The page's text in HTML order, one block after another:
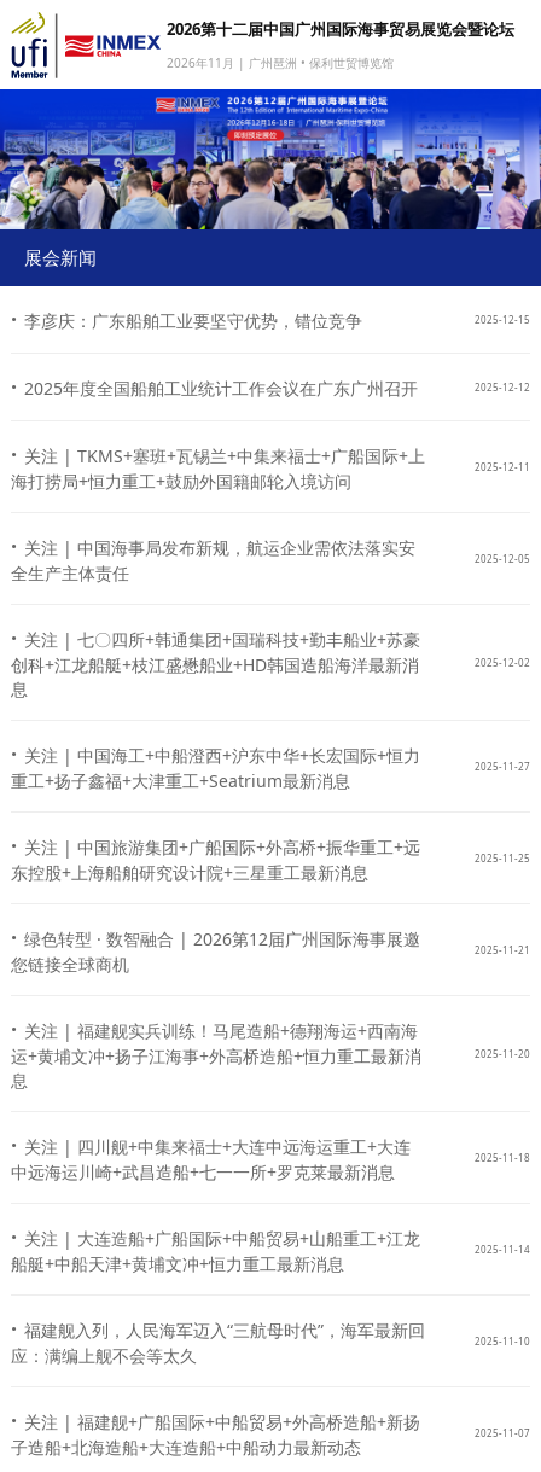
我要参展
我要参会
我要参观
商旅服务
下载中心
关于我们
2026第十二届中国广州国际海事贸易展览会暨论坛
2026年11月 | 广州琶洲 • 保利世贸博览馆
展会新闻
· 李彦庆：广东船舶工业要坚守优势，错位竞争 2025-12-15
· 2025年度全国船舶工业统计工作会议在广东广州召开 2025-12-12
· 关注 | TKMS+塞班+瓦锡兰+中集来福士+广船国际+上
海打捞局+恒力重工+鼓励外国籍邮轮入境访问
2025-12-11
· 关注 | 中国海事局发布新规，航运企业需依法落实安
全生产主体责任
2025-12-05
· 关注 | 七〇四所+韩通集团+国瑞科技+勤丰船业+苏豪
创科+江龙船艇+枝江盛懋船业+HD韩国造船海洋最新消
息
2025-12-02
· 关注 | 中国海工+中船澄西+沪东中华+长宏国际+恒力
重工+扬子鑫福+大津重工+Seatrium最新消息
2025-11-27
· 关注 | 中国旅游集团+广船国际+外高桥+振华重工+远
东控股+上海船舶研究设计院+三星重工最新消息
2025-11-25
· 绿色转型 · 数智融合 | 2026第12届广州国际海事展邀
您链接全球商机
2025-11-21
· 关注 | 福建舰实兵训练！马尾造船+德翔海运+西南海
运+黄埔文冲+扬子江海事+外高桥造船+恒力重工最新消
息
2025-11-20
· 关注 | 四川舰+中集来福士+大连中远海运重工+大连
中远海运川崎+武昌造船+七一一所+罗克莱最新消息
2025-11-18
· 关注 | 大连造船+广船国际+中船贸易+山船重工+江龙
船艇+中船天津+黄埔文冲+恒力重工最新消息
2025-11-14
· 福建舰入列，人民海军迈入“三航母时代”，海军最新回
应：满编上舰不会等太久
2025-11-10
· 关注 | 福建舰+广船国际+中船贸易+外高桥造船+新扬
子造船+北海造船+大连造船+中船动力最新动态
2025-11-07